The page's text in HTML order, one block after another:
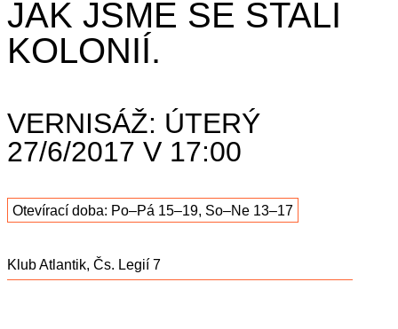
JAK JSME SE STALI
KOLONIÍ.
VERNISÁŽ: ÚTERÝ
27/6/2017 V 17:00
Otevírací doba: Po–Pá 15–19, So–Ne 13–17
Klub Atlantik, Čs. Legií 7